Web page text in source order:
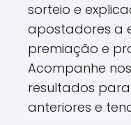
sorteio e
apostadores a
premiação e
Acompanhe
resultados
anteriores e